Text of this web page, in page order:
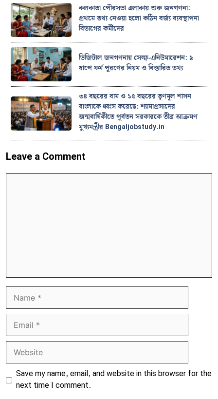
কলকাতা পৌরসভা এলাকায় শুরু জনগণনা:
প্রথমে তথ্য নেওয়া হলো কঠিন বর্জ্য ব্যবস্থাপনা
বিভাগের কর্মীদের
ডিজিটাল জনগণনায় সেল্ফ-এনিউমারেশন: ৯
ধাপে ফর্ম পূরণের নিয়ম ও বিস্তারিত তথ্য
৩৪ বছরের বাম ও ১৫ বছরের তৃণমূল শাসন
বাংলাকে ধ্বংস করেছে: শ্যামাপ্রসাদের
জন্মবার্ষিকীতে পূর্বতন সরকারকে তীব্র আক্রমণ
মুখ্যমন্ত্রীর Bengaljobstudy.in
Leave a Comment
Name
Email
Website
Save my name, email, and website in this browser for the
next time I comment.